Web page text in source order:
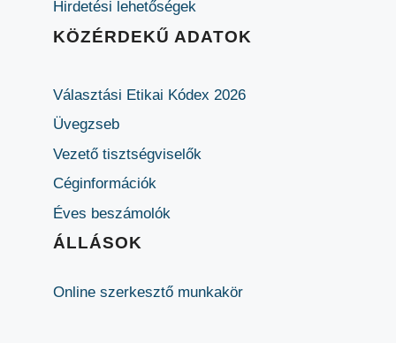
Hirdetési lehetőségek
KÖZÉRDEKŰ ADATOK
Választási Etikai Kódex 2026
Üvegzseb
Vezető tisztségviselők
Céginformációk
Éves beszámolók
ÁLLÁSOK
Online szerkesztő munkakör